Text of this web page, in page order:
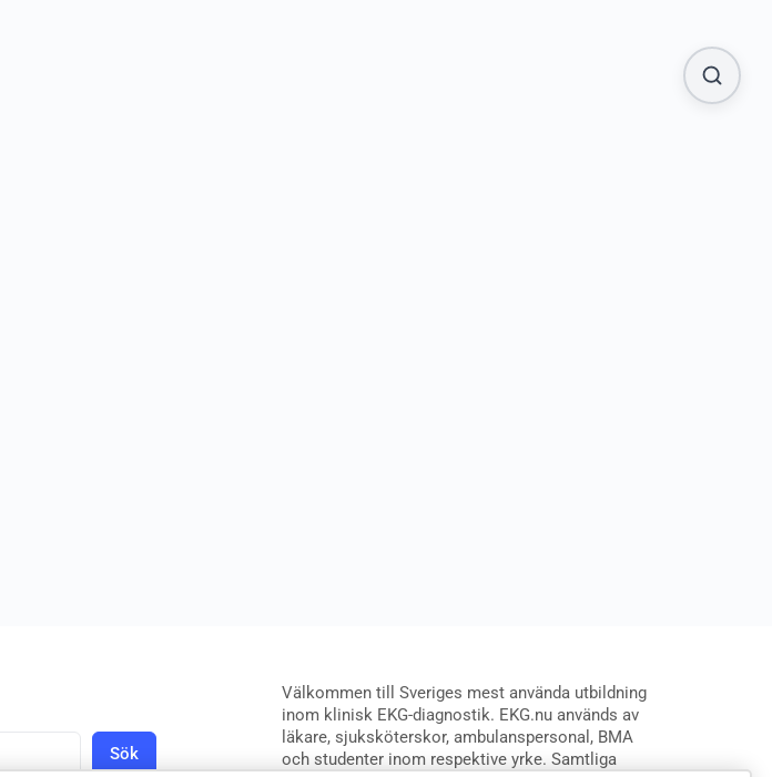
Sök
Välkommen till Sveriges mest använda utbildning
inom klinisk EKG-diagnostik. EKG.nu används av
läkare, sjuksköterskor, ambulanspersonal, BMA
och studenter inom respektive yrke. Samtliga